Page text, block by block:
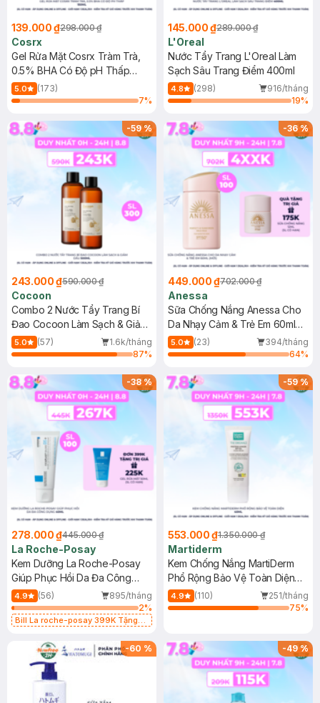
139.000 ₫298.000 ₫
Cosrx
Gel Rửa Mặt Cosrx Tràm Trà,
0.5% BHA Có Độ pH Thấp
150ml
5.0
(173)
7%
145.000 ₫289.000 ₫
L'Oreal
Nước Tẩy Trang L'Oreal Làm
Sạch Sâu Trang Điểm 400ml
4.8 (298)
916/tháng
19%
-59%
243.000 ₫590.000 ₫
Cocoon
Combo 2 Nước Tẩy Trang Bí
Đao Cocoon Làm Sạch & Giảm
Dầu 500ml
5.0 (57)
1.6k/tháng
87%
-36%
449.000 ₫702.000 ₫
Anessa
Sữa Chống Nắng Anessa Cho
Da Nhạy Cảm & Trẻ Em 60ml
(Mới)
5.0 (23)
394/tháng
64%
-38%
278.000 ₫445.000 ₫
La Roche-Posay
Kem Dưỡng La Roche-Posay
Giúp Phục Hồi Da Đa Công
Dụng 40ml
4.9 (56)
895/tháng
2%
Bill La roche-posay 399K Tặng
(SL có hạn)
-59%
553.000 ₫1.350.000 ₫
Martiderm
Kem Chống Nắng MartiDerm
Phổ Rộng Bảo Vệ Toàn Diện
40ml
4.9 (110)
251/tháng
75%
-60 % -49%